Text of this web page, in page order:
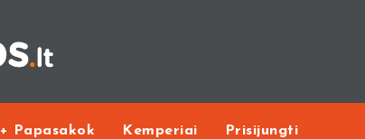
+ Papasakok Kemperiai Prisijungti